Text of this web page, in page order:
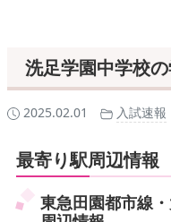
洗足学園中学校
2025.02.01 入試速報
最寄り駅周辺情報
東急田園都市線